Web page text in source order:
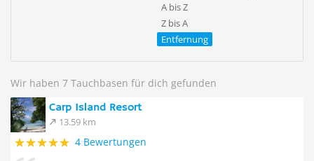
A bis Z
Z bis A
Entfernung
Wir haben 7 Tauchbasen für dich gefunden
Carp Island Resort
13.59 km
4 Bewertungen